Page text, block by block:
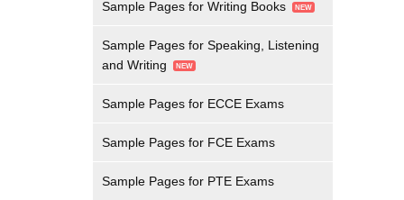
Sample Pages for Writing Books
Sample Pages for Speaking, Listening
and Writing
Sample Pages for ECCE Exams
Sample Pages for FCE Exams
Sample Pages for PTE Exams